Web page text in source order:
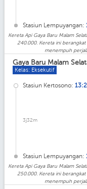
Stasiun Lempuyangan:
Kereta Api Gaya Baru Malam
240.000. Kereta ini berangkat
menempuh
Gaya Baru Malam
Kelas: Eksekutif
Stasiun Kertosono:
3j32m
Stasiun Lempuyangan:
Kereta Api Gaya Baru Malam
250.000. Kereta ini berangkat
menempuh